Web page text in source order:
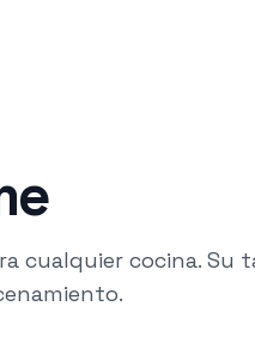
cualquier cocina. Su